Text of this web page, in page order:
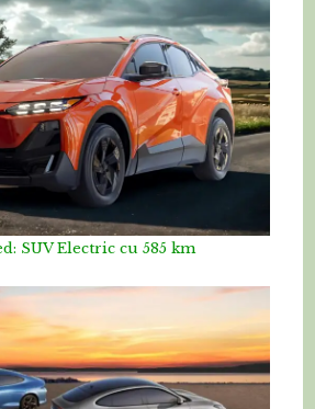
SUV Electric cu 585 km